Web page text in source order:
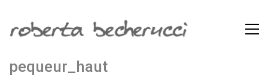
pequeur_haut